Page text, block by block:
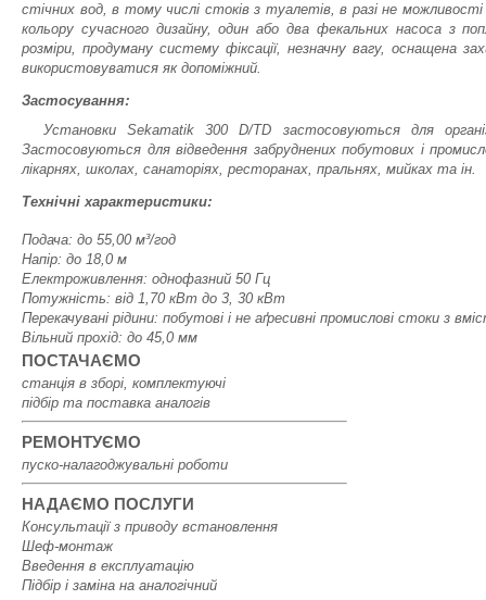
стічних вод, в тому числі стоків з туалетів, в разі не
кольору сучасного дизайну, один або два фекальних насоса з
розміри, продуману систему фіксації, незначну вагу, оснащена
використовуватися як допоміжний.
Застосування:
Установки Sekamatik 300 D/TD застосовуються для
Застосовуються для відведення забруднених побутових і
лікарнях, школах, санаторіях, ресторанах, пральнях, мийках та ін.
Технічні характеристики:
Подача: до 55,00 м³/год
Напір: до 18,0 м
Електроживлення: однофазний 50 Гц
Потужність: від 1,70 кВт до 3, 30 кВт
Перекачувані рідини: побутові і не аґресивні промислові стоки з
Вільний прохід: до 45,0 мм
ПОСТАЧАЄМО
станція в зборі, комплектуючі
підбір та поставка аналогів
РЕМОНТУЄМО
пуско-налагоджувальні роботи
НАДАЄМО ПОСЛУГИ
Консультації з приводу встановлення
Шеф-монтаж
Введення в експлуатацію
Підбір і заміна на аналогічний